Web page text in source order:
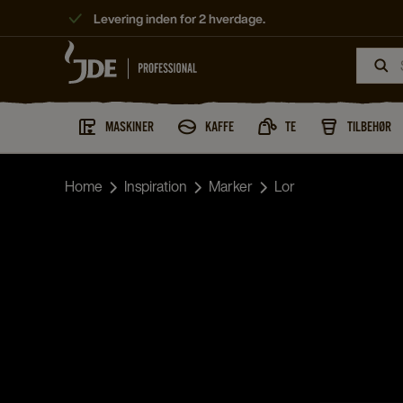
Levering inden for 2 hverdage.
MASKINER KAFFE TE TILBEHØR
Home Inspiration Marker Lor